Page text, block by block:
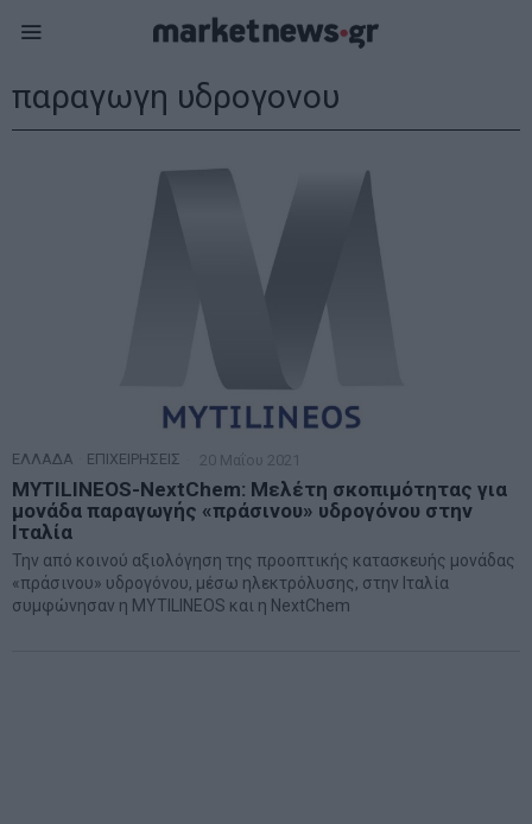
παραγωγη υδρογονου
ΕΛΛΑΔΑ ΕΠΙΧΕΙΡΗΣΕΙΣ 20 Μαΐου 2021
MYTILINEOS-NextChem: Μελέτη σκοπιμότητας για
μονάδα παραγωγής «πράσινου» υδρογόνου στην
Ιταλία
Την από κοινού αξιολόγηση της προοπτικής κατασκευής μονάδας
«πράσινου» υδρογόνου, μέσω ηλεκτρόλυσης, στην Ιταλία
συμφώνησαν η MYTILINEOS και η NextChem